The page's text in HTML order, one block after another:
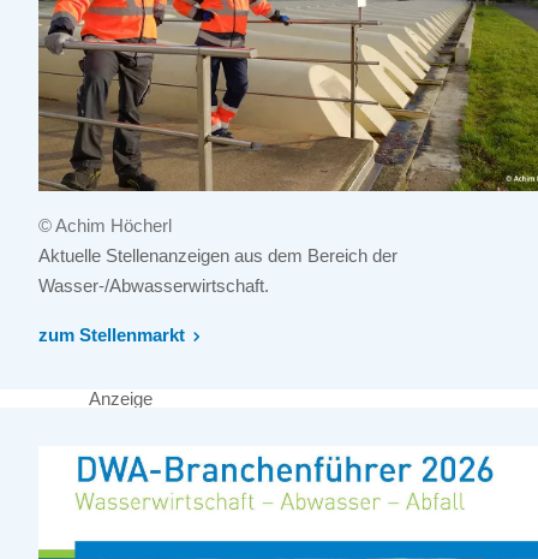
© Achim Höcherl
Aktuelle Stellenanzeigen aus dem Bereich der
Wasser-/Abwasserwirtschaft.
zum Stellenmarkt
Anzeige